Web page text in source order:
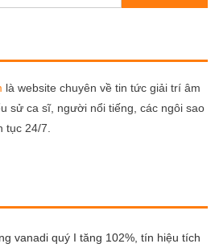
for:
là website chuyên về tin tức giải trí âm
sử ca sĩ, người nổi tiếng, các ngôi sao
tục 24/7.
vanadi quý I tăng 102%, tín hiệu tích